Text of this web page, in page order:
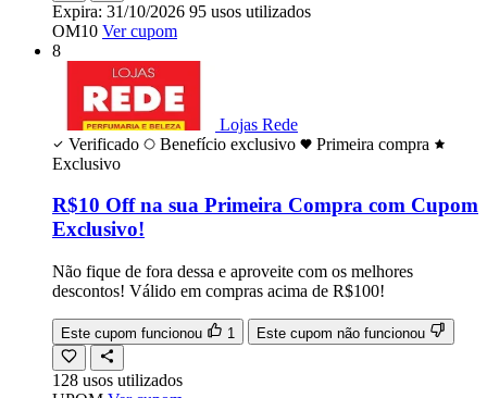
Expira: 31/10/2026 95 usos utilizados
OM10 Ver cupom
8
Lojas Rede
Verificado
Benefício exclusivo
Primeira compra
Exclusivo
R$10 Off na sua Primeira Compra com Cupom
Exclusivo!
Não fique de fora dessa e aproveite com os melhores
descontos! Válido em compras acima de R$100!
Este cupom funcionou 1 Este cupom não funcionou
128 usos utilizados